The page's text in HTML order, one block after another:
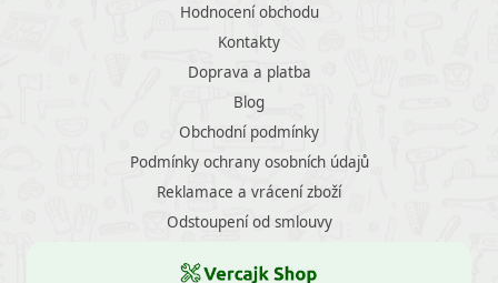
Hodnocení obchodu
Kontakty
Doprava a platba
Blog
Obchodní podmínky
Podmínky ochrany osobních údajů
Reklamace a vrácení zboží
Odstoupení od smlouvy